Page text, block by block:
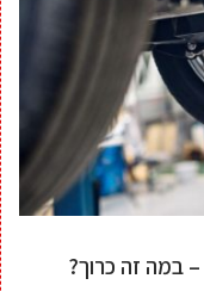
במה זה כרוך?